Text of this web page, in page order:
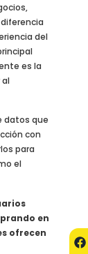
del
es la
datos que
con
para
el
en
ofrecen